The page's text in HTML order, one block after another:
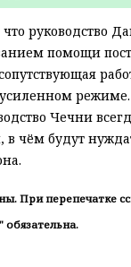
руководство
помощи
Чечни
в чём будут
При перепечатке